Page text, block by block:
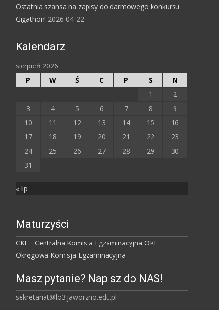
Ostatnia szansa na zapisy do darmowego konkursu
Gigathon! 2026-04-22
Kalendarz
sierpień 2026
P
W Ś C P S
N
1
2
3
4 5 6 7 8
9
10
11 12 13 14 15
16
17
18 19 20 21 22
23
24
25 26 27 28 29
30
31
« lip
Maturzyści
CKE - Centralna Komisja Egzaminacyjna OKE -
Okręgowa Komisja Egzaminacyjna
Masz pytanie? Napisz do NAS!
sekretariat@lo3.jaworzno.edu.pl